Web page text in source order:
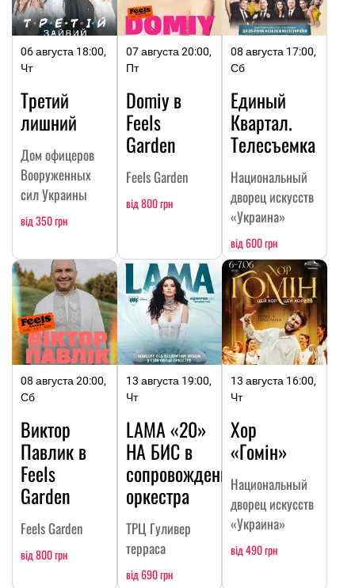
06 августа 18:00,
Чт
Третий
лишний
Дом офицеров
Вооруженных
сил Украины
від 350 грн
07 августа 20:00,
Пт
Domiy в
Feels
Garden
Feels Garden
від 800 грн
08 августа 17:00,
Сб
Единый
Квартал.
Телесъемка
Национальный
дворец искусств
«Украина»
від 600 грн
08 августа 20:00,
Сб
Виктор
Павлик в
Feels
Garden
Feels Garden
від 800 грн
13 августа 19:00,
Чт
LAMA «20»
НА БИC в
сопровождении
оркестра
ТРЦ Гуливер
терраса
від 690 грн
13 августа 16:00,
Чт
Хор
«Гомін»
Национальный
дворец искусств
«Украина»
від 490 грн